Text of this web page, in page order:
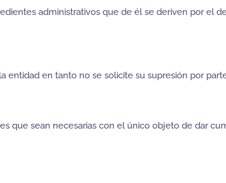
administrativos que de él se deriven por el
entidad en tanto no se solicite su supresión por
que sean necesarias con el único objeto de dar